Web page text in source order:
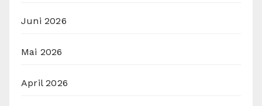
Juni 2026
Mai 2026
April 2026